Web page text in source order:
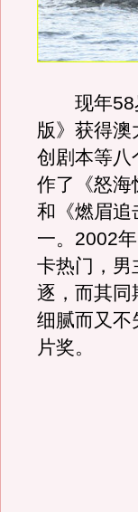
现年58岁
版》获得
创剧本等八
作了《怒海
和《燃眉追
一。2002
卡热门，男
逐，而其同
细腻而又不
片奖。